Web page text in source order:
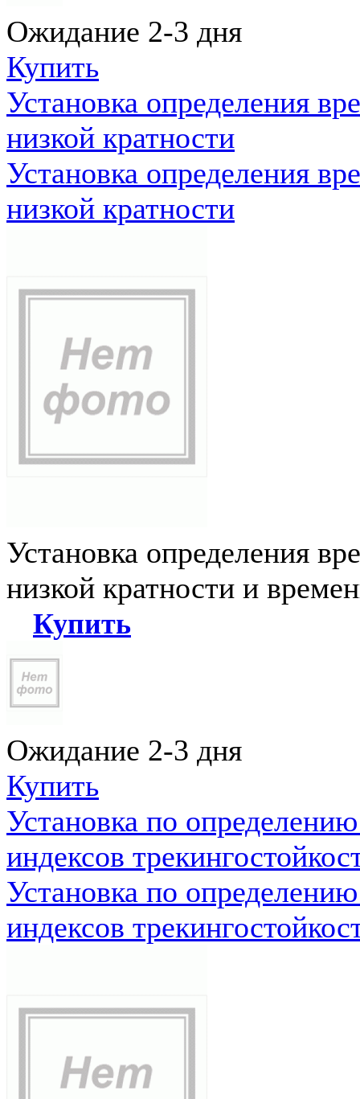
Ожидание 2-3 дня
Купить
Установка определения
низкой кратности
Установка определения
низкой кратности
Установка определения
низкой кратности и
Купить
Ожидание 2-3 дня
Купить
Установка по
индексов
Установка по
индексов